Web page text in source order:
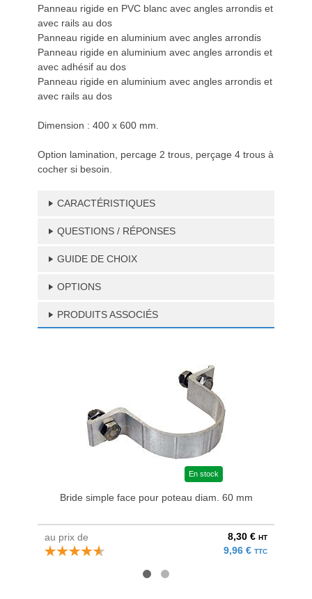
Panneau rigide en PVC blanc avec angles arrondis et
avec rails au dos
Panneau rigide en aluminium avec angles arrondis
Panneau rigide en aluminium avec angles arrondis et
avec adhésif au dos
Panneau rigide en aluminium avec angles arrondis et
avec rails au dos
Dimension : 400 x 600 mm.
Option lamination, percage 2 trous, perçage 4 trous à
cocher si besoin.
CARACTÉRISTIQUES
QUESTIONS / RÉPONSES
GUIDE DE CHOIX
OPTIONS
PRODUITS ASSOCIÉS
En stock
Bride simple face pour poteau diam. 60 mm
au prix de 8,30 € HT
9,96 € TTC